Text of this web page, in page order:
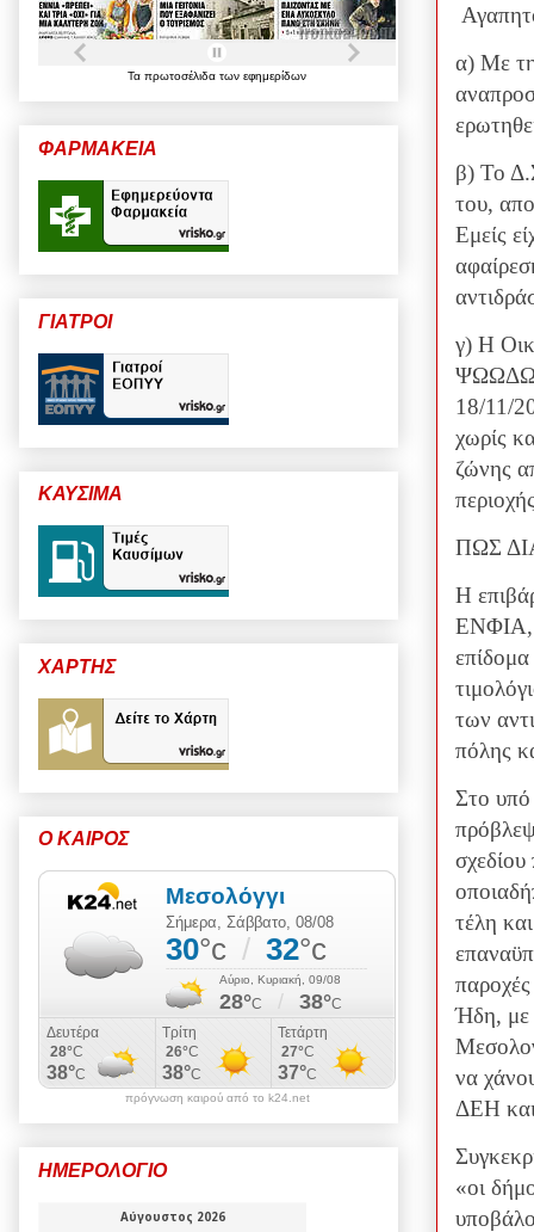
α) Με
β) Το
του,
Εμείς
γ) Η
18/11/
χωρίς
ζώνης
ΠΩΣ
Η
ΕΝΦΙΑ,
των
πόλης
Στο υπό
τέλη
Ήδη, με
να
ΔΕΗ
«οι
Τα πρωτοσέλιδα των εφημερίδων
ΦΑΡΜΑΚΕΙΑ
ΓΙΑΤΡΟΙ
ΚΑΥΣΙΜΑ
ΧΑΡΤΗΣ
Ο ΚΑΙΡΟΣ
πρόγνωση καιρού από το k24.net
ΗΜΕΡΟΛΟΓΙΟ